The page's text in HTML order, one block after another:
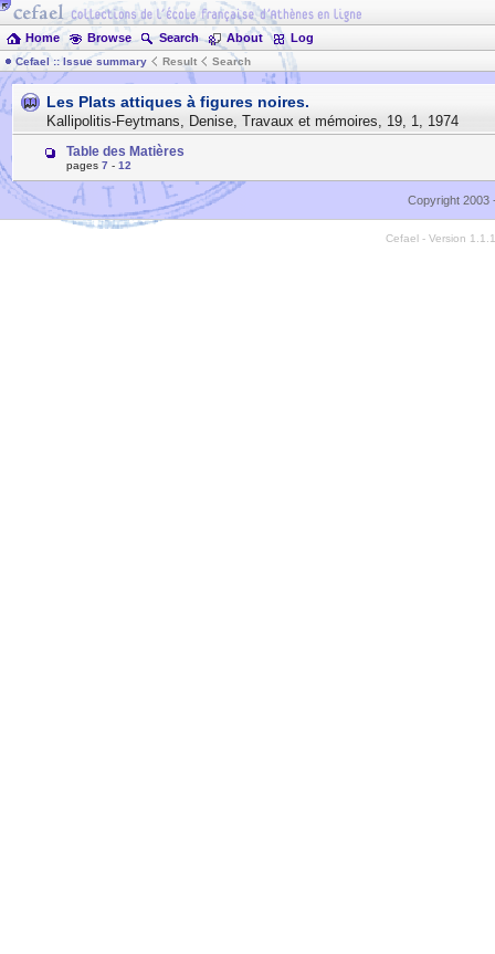
Home Browse Search About Log
Cefael :: Issue summary Result Search
Les Plats attiques à figures noires.
Kallipolitis-Feytmans, Denise, Travaux et mémoires, 19, 1, 1974
Table des Matières
pages 7 - 12
Copyright 2003
Cefael - Version